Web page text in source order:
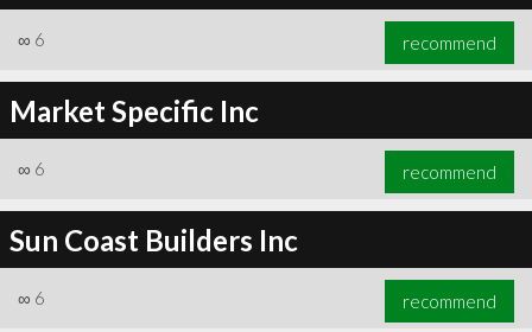
∞ 6 recommend
Market Specific Inc
∞ 6 recommend
Sun Coast Builders Inc
∞ 6 recommend